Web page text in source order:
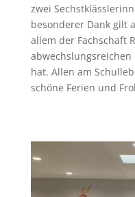
zwei
besonderer Dank gilt
allem der Fachschaft
hat. Allen am
schöne Ferien und